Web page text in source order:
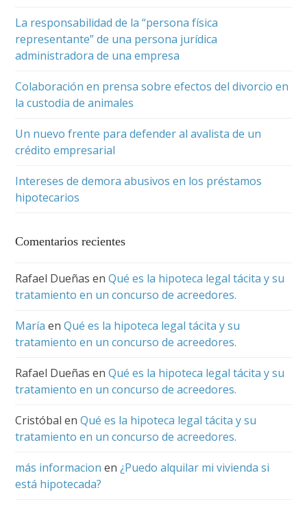
La responsabilidad de la “persona física
representante” de una persona jurídica
administradora de una empresa
Colaboración en prensa sobre efectos del divorcio en
la custodia de animales
Un nuevo frente para defender al avalista de un
crédito empresarial
Intereses de demora abusivos en los préstamos
hipotecarios
Comentarios recientes
Rafael Dueñas enQué es la hipoteca legal tácita y su
tratamiento en un concurso de acreedores.
María enQué es la hipoteca legal tácita y su
tratamiento en un concurso de acreedores.
Rafael Dueñas enQué es la hipoteca legal tácita y su
tratamiento en un concurso de acreedores.
Cristóbal enQué es la hipoteca legal tácita y su
tratamiento en un concurso de acreedores.
más informacion en¿Puedo alquilar mi vivienda si
está hipotecada?